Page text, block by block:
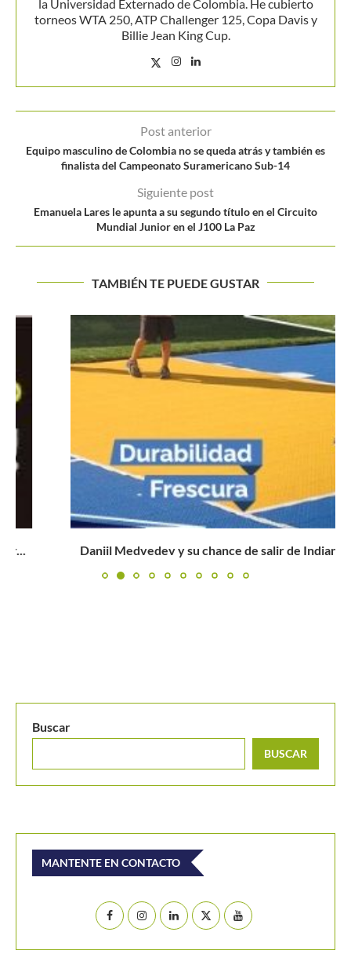
la Universidad Externado de Colombia. He cubierto
torneos WTA 250, ATP Challenger 125, Copa Davis y
Billie Jean King Cup.
Post anterior
Equipo masculino de Colombia no se queda atrás y también es
finalista del Campeonato Suramericano Sub-14
Siguiente post
Emanuela Lares le apunta a su segundo título en el Circuito
Mundial Junior en el J100 La Paz
TAMBIÉN TE PUEDE GUSTAR
Daniil Medvedev y su chance de salir de Indian Wells...
Buscar
BUSCAR
MANTENTE EN CONTACTO